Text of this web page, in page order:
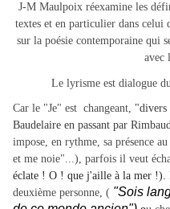
J-M Maulpoix réexamine les
textes et en particulier dans
sur la poésie contemporaine qui
avec
Le lyrisme est dialogue
Car le "Je" est changeant, "divers
Baudelaire en passant par
impose, en rythme, sa présence
et me noie"...), parfois il veut
éclate ! O ! que j'aille à la mer !).
deuxième personne, ( "Sois